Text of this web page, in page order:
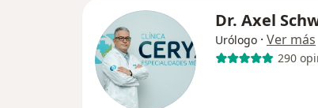
Dr. Axel
Urólogo · Ver más
290